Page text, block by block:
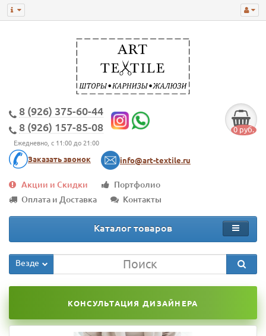
8 (926) 375-60-44
8 (926) 157-85-08
Ежедневно, с 11:00 до 21:00
Заказать звонок info@art-textile.ru
0 руб.
Акции и Скидки
Портфолио
Оплата и Доставка
Контакты
Каталог товаров
Везде
КОНСУЛЬТАЦИЯ ДИЗАЙНЕРА